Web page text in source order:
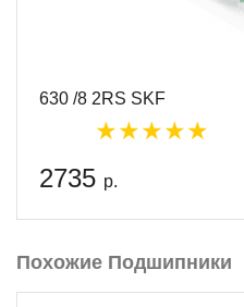
630 /8 2RS SKF
2735 р.
Похожие Подшипники